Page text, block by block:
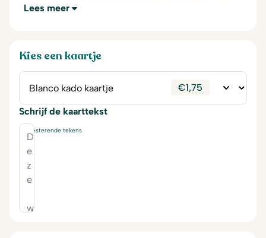
Lees meer
Kies een kaartje
€1,75
Schrijf de kaarttekst
resterende tekens